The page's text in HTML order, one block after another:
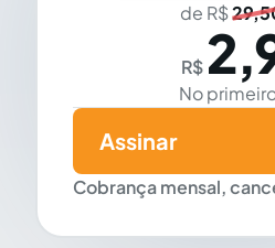
de R$
R$
No
Cobrança mensal,
Assinar